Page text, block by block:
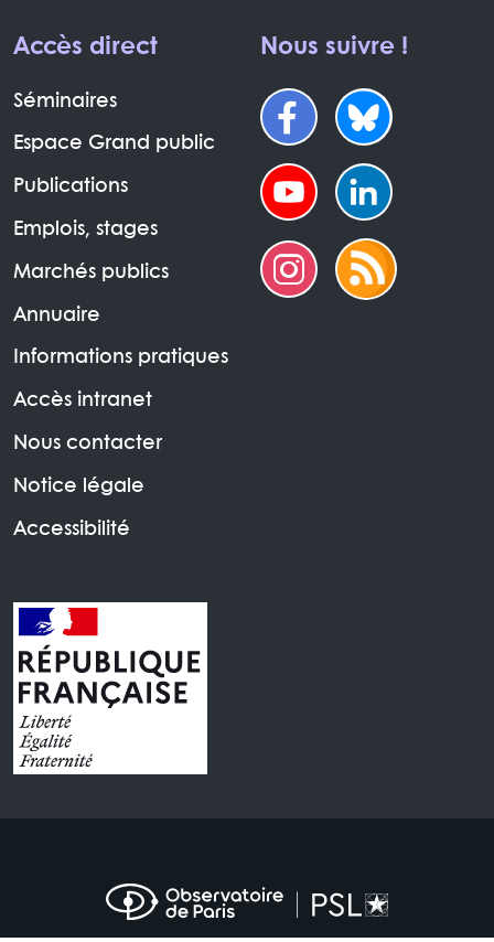
Accès direct
Séminaires
Espace Grand public
Publications
Emplois, stages
Marchés publics
Annuaire
Informations pratiques
Accès intranet
Nous contacter
Notice légale
Accessibilité
Nous suivre !